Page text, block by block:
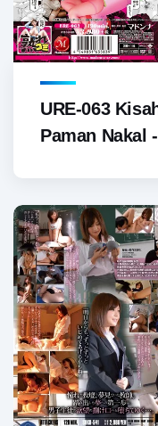
URE-063
Paman Nakal